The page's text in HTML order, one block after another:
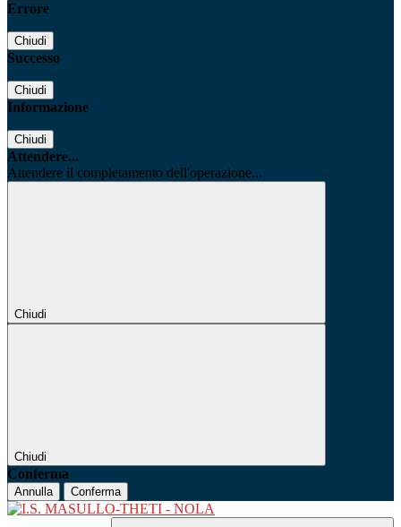
Errore
Chiudi
Successo
Chiudi
Informazione
Chiudi
Attendere...
Attendere il completamento dell'operazione...
Chiudi
Chiudi
Conferma
Annulla Conferma